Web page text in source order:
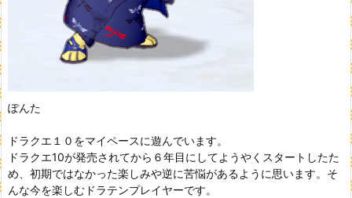
ぽんた
ドラクエ１０をマイペースに遊んでいます。
ドラクエ10が発売されてから６年目にしてようやくスタートしたた
め、初期ではなかった楽しみや逆に苦悩があるように思います。そ
んな今を楽しむドラテンプレイヤーです。